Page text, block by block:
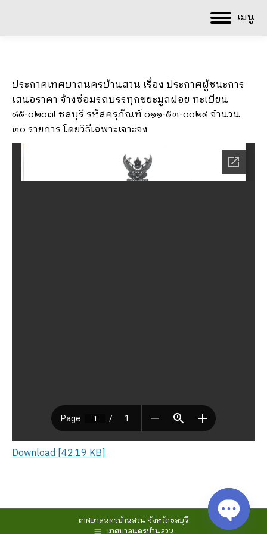
เมนู
ประกาศเทศบาลนครบ้านสวน เรื่อง ประกาศผู้ชนะการ
เสนอราคา จ้างซ่อมรถบรรทุกขยะมูลฝอย ทะเบียน
๘๕-๐๒๐๗ ชลบุรี รหัสครุภัณฑ์ ๐๑๑-๕๓-๐๐๒๔ จำนวน
๓๐ รายการ โดยวิธีเฉพาะเจาะจง
Download [42.19 KB]
เทศบาลนครบ้านสวน จังหวัดชลบุรี
เทศบาลนครบ้านสวน